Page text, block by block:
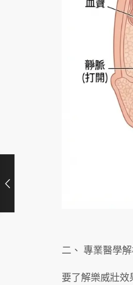
二、 專業醫學
要了解樂威壯